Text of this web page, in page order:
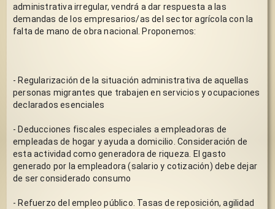
administrativa irregular, vendrá a dar respuesta a las
demandas de los empresarios/as del sector agrícola con la
falta de mano de obra nacional. Proponemos:
- Regularización de la situación administrativa de aquellas
personas migrantes que trabajen en servicios y ocupaciones
declarados esenciales
- Deducciones fiscales especiales a empleadoras de
empleadas de hogar y ayuda a domicilio. Consideración de
esta actividad como generadora de riqueza. El gasto
generado por la empleadora (salario y cotización) debe dejar
de ser considerado consumo
- Refuerzo del empleo público. Tasas de reposición, agilidad